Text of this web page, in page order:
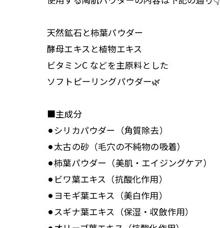
天然鉱石と柿葉パウダー
酵母エキスと植物エキス
ビタミンC などを主原料とした
ソフトピーリングパウダー🌿
■主成分
⚫︎シリカパウダー（角質除去）
⚫︎太古の砂（毛穴の不純物の吸着）
⚫︎柿葉パウダー（美肌・エイジングケア）
⚫︎ビワ葉エキス（抗酸化作用）
⚫︎ヨモギ葉エキス（美白作用）
⚫︎スギナ葉エキス（保湿・収斂作用）